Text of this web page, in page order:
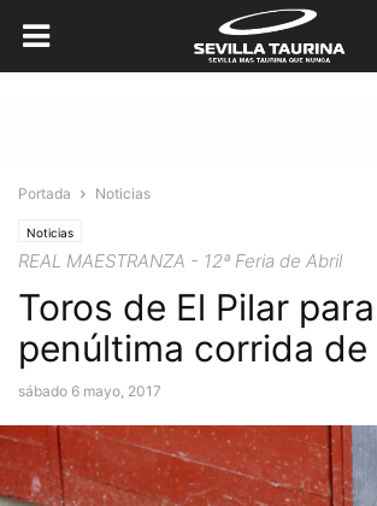
Portada Noticias
Noticias
REAL MAESTRANZA - 12ª Feria de Abril
Toros de El Pilar
penúltima corrida de
sábado 6 mayo, 2017